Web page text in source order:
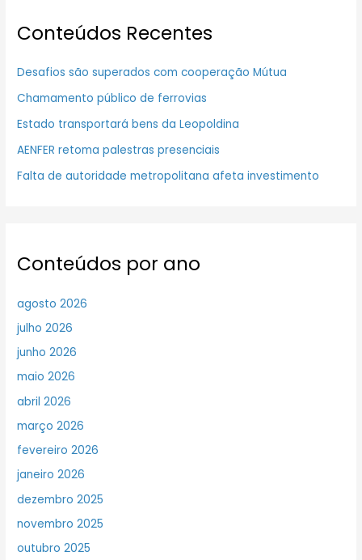
Conteúdos Recentes
Desafios são superados com cooperação Mútua
Chamamento público de ferrovias
Estado transportará bens da Leopoldina
AENFER retoma palestras presenciais
Falta de autoridade metropolitana afeta investimento
Conteúdos por ano
agosto 2026
julho 2026
junho 2026
maio 2026
abril 2026
março 2026
fevereiro 2026
janeiro 2026
dezembro 2025
novembro 2025
outubro 2025